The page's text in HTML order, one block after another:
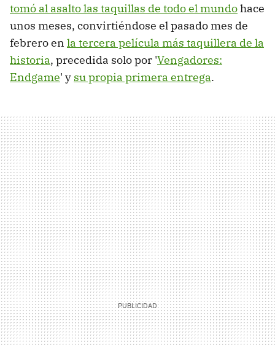
tomó al asalto las taquillas de todo el mundohace
unos meses, convirtiéndose el pasado mes de
febrero en la tercera película más taquillera de la
historia, precedida solo por 'Vengadores:
Endgame' y su propia primera entrega.